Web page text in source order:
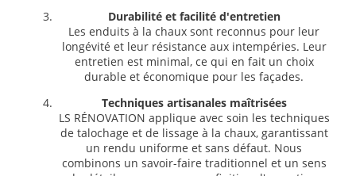
Durabilité et facilité d'entretien
Les enduits à la chaux sont reconnus pour leur
longévité et leur résistance aux intempéries. Leur
entretien est minimal, ce qui en fait un choix
durable et économique pour les façades.
Techniques artisanales maîtrisées
LS RÉNOVATION applique avec soin les techniques
de talochage et de lissage à la chaux, garantissant
un rendu uniforme et sans défaut. Nous
combinons un savoir-faire traditionnel et un sens